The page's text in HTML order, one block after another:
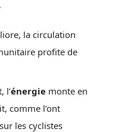
la circulation
profite de
l’énergie monte en
comme l’ont
les cyclistes